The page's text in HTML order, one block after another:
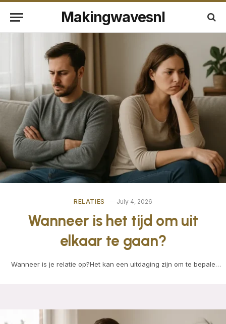
Makingwavesnl
RELATIES July 4, 2026
Wanneer is het tijd om uit
elkaar te gaan?
Wanneer is je relatie op?Het kan een uitdaging zijn om te bepalen